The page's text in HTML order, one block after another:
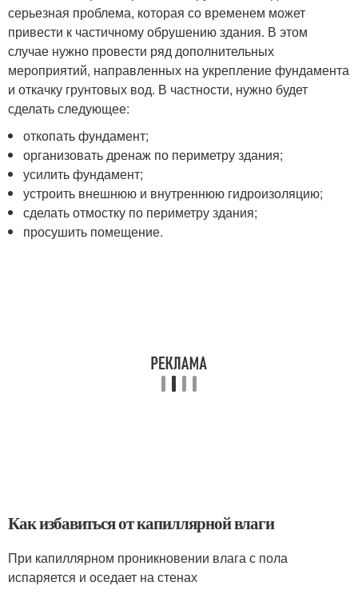
серьезная проблема, которая со временем может
привести к частичному обрушению здания. В этом
случае нужно провести ряд дополнительных
мероприятий, направленных на укрепление фундамента
и откачку грунтовых вод. В частности, нужно будет
сделать следующее:
откопать фундамент;
организовать дренаж по периметру здания;
усилить фундамент;
устроить внешнюю и внутреннюю гидроизоляцию;
сделать отмостку по периметру здания;
просушить помещение.
Как избавиться от капиллярной влаги
При капиллярном проникновении влага с пола
испаряется и оседает на стенах